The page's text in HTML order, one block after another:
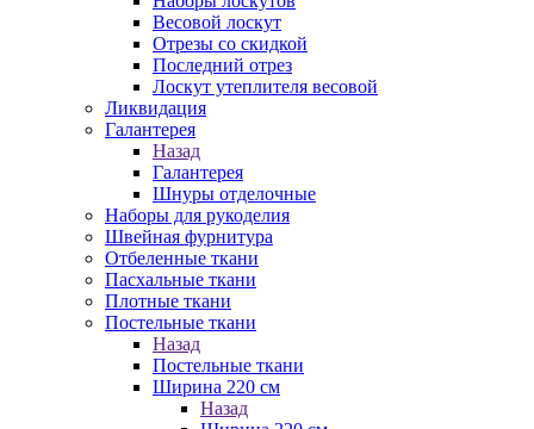
Весовой лоскут
Отрезы со скидкой
Последний отрез
Лоскут утеплителя весовой
Ликвидация
Галантерея
Назад
Галантерея
Шнуры отделочные
Наборы для рукоделия
Швейная фурнитура
Отбеленные ткани
Пасхальные ткани
Плотные ткани
Постельные ткани
Назад
Постельные ткани
Ширина 220 см
Назад